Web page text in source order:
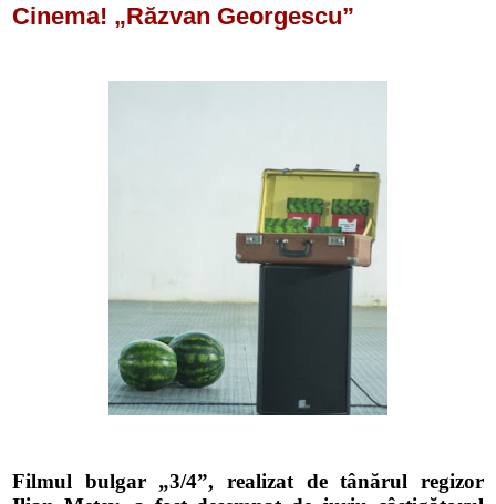
Cinema! „Răzvan Georgescu”
Filmul bulgar „3/4”, realizat de tânărul regizor